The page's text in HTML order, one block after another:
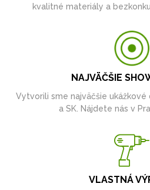
kvalitné materiály a
NAJVÄČŠIE
Vytvorili sme najväčšie ukážkové
a SK. Nájdete nás v
VLASTNÁ